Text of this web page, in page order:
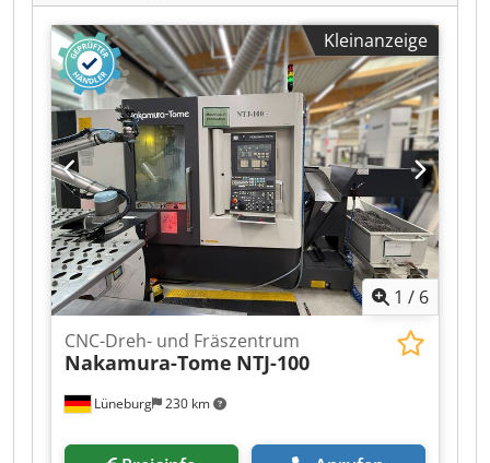
Kleinanzeige
1 / 6
Lüneburg 230 km
CNC-Dreh- und Fräszentrum
Nakamura-Tome NTJ-100